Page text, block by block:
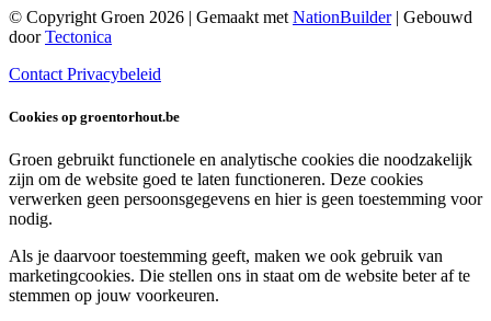
© Copyright Groen 2026 | Gemaakt met NationBuilder| Gebouwd
doorTectonica
Contact Privacybeleid
Cookies op groentorhout.be
Groen gebruikt functionele en analytische cookies die noodzakelijk
zijn om de website goed te laten functioneren. Deze cookies
verwerken geen persoonsgegevens en hier is geen toestemming voor
nodig.
Als je daarvoor toestemming geeft, maken we ook gebruik van
marketingcookies. Die stellen ons in staat om de website beter af te
stemmen op jouw voorkeuren.